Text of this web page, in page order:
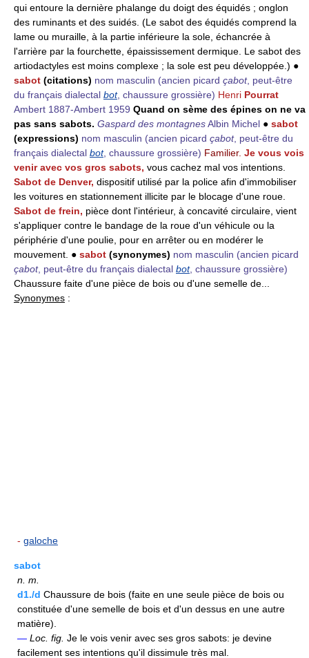
qui entoure la dernière phalange du doigt des équidés ; onglon
des ruminants et des suidés. (Le sabot des équidés comprend la
lame ou muraille, à la partie inférieure la sole, échancrée à
l'arrière par la fourchette, épaississement dermique. Le sabot des
artiodactyles est moins complexe ; la sole est peu développée.) ●
sabot (citations) nom masculin (ancien picard çabot, peut-être
du français dialectal bot, chaussure grossière) Henri Pourrat
Ambert 1887-Ambert 1959 Quand on sème des épines on ne va
pas sans sabots. Gaspard des montagnesAlbin Michel ● sabot
(expressions) nom masculin (ancien picard çabot, peut-être du
français dialectal bot, chaussure grossière) Familier. Je vous vois
venir avec vos gros sabots, vous cachez mal vos intentions.
Sabot de Denver, dispositif utilisé par la police afin d'immobiliser
les voitures en stationnement illicite par le blocage d'une roue.
Sabot de frein, pièce dont l'intérieur, à concavité circulaire, vient
s'appliquer contre le bandage de la roue d'un véhicule ou la
périphérie d'une poulie, pour en arrêter ou en modérer le
mouvement. ● sabot (synonymes) nom masculin (ancien picard
çabot, peut-être du français dialectal bot, chaussure grossière)
Chaussure faite d'une pièce de bois ou d'une semelle de...
Synonymes :
- galoche
sabot
n. m.
d1./d Chaussure de bois (faite en une seule pièce de bois ou
constituée d'une semelle de bois et d'un dessus en une autre
matière).
— Loc. fig. Je le vois venir avec ses gros sabots: je devine
facilement ses intentions qu'il dissimule très mal.